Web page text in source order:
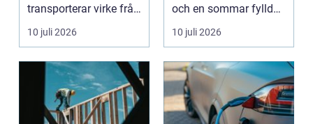
transporterar virke från
avverkningsplatsen till
10 juli 2026
och en sommar fylld
av ofrivilli...
10 juli 2026